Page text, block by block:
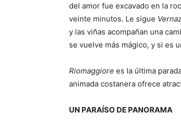
del amor fue excavado en la
veinte minutos. Le sigue
y las viñas acompañan una
se vuelve más mágico, y si es
Riomaggiore es la última
animada costanera ofrece
UN PARAÍSO DE PANORAMA